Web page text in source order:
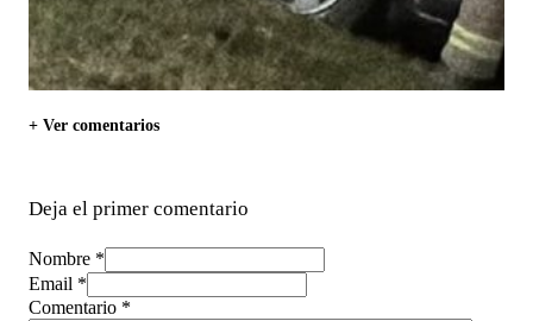
+ Ver comentarios
Deja el primer comentario
Nombre *
Email *
Comentario *